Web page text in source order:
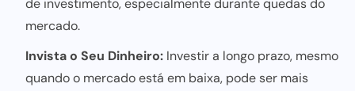
de investimento, especialmente durante quedas do
mercado.
Invista o Seu Dinheiro: Investir a longo prazo, mesmo
quando o mercado está em baixa, pode ser mais